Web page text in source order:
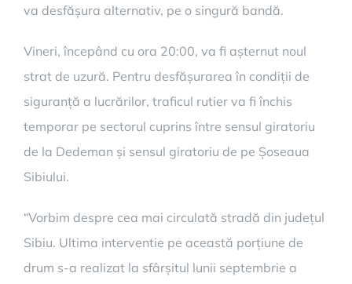
va desfășura alternativ, pe o singură bandă.
Vineri, începând cu ora 20:00, va fi așternut noul
strat de uzură. Pentru desfășurarea în condiții de
siguranță a lucrărilor, traficul rutier va fi închis
temporar pe sectorul cuprins între sensul giratoriu
de la Dedeman și sensul giratoriu de pe Șoseaua
Sibiului.
“Vorbim despre cea mai circulată stradă din județul
Sibiu. Ultima interventie pe această porțiune de
drum s-a realizat la sfârșitul lunii septembrie a